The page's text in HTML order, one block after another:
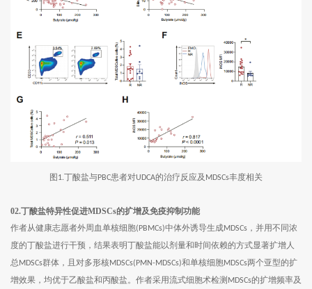
图 1.丁酸盐与PBC患者对UDCA的治疗反应及 MDSCs丰度相关
02.丁酸盐特异性促进MDSCs的扩增及免疫抑制功能
作者从健康志愿者外周血单核细胞(PBMCs)中体外诱导生成MDSCs ，并用不同浓
度的丁酸盐进行干预，结果表明丁酸盐能以剂量和时间依赖的方式显著扩增人
总 MDSCs群体，且对多形核MDSCs(PMN-MDSCs)和单核细胞MDSCs两个亚型的扩
增效果，均优于乙酸盐和丙酸盐。作者采用流式细胞术检测 MDSCs的扩增频率及